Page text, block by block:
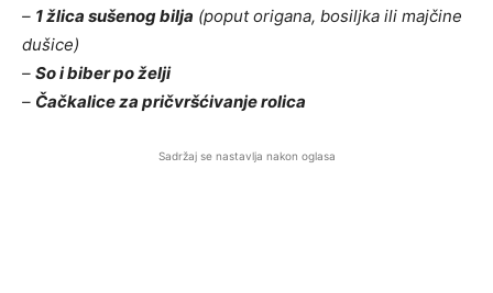
– 1 žlica sušenog bilja (poput origana, bosiljka ili majčine
dušice)
– So i biber po želji
– Čačkalice za pričvršćivanje rolica
Sadržaj se nastavlja nakon oglasa